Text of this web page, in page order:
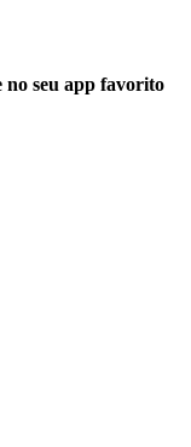
no seu app favorito